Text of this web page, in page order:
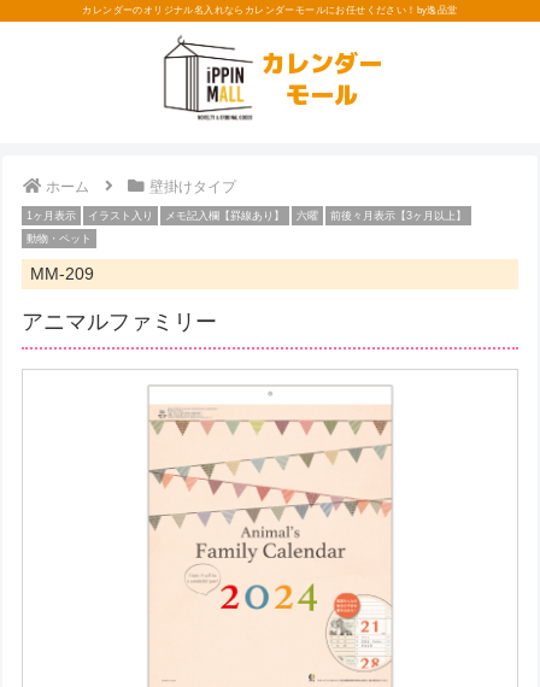
カレンダーのオリジナル名入れならカレンダーモールにお任せください！by逸品堂
カレンダー
モール
ホーム 壁掛けタイプ
1ヶ月表示 イラスト入り メモ記入欄【罫線あり】 六曜
前後々月表示【3ヶ月以上】
動物・ペット
MM-209
アニマルファミリー